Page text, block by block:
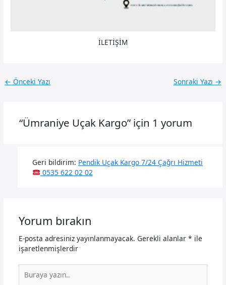
İLETİŞİM
← Önceki Yazı Sonraki Yazı →
“Ümraniye Uçak Kargo” için 1 yorum
Geri bildirim: Pendik Uçak Kargo 7/24 Çağrı Hizmeti
0535 622 02 02
Yorum bırakın
E-posta adresiniz yayınlanmayacak. Gerekli alanlar * ile
işaretlenmişlerdir
yazın..